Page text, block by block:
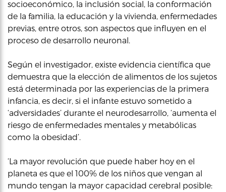
socioeconómico, la inclusión social, la conformación
de la familia, la educación y la vivienda, enfermedades
previas, entre otros, son aspectos que influyen en el
proceso de desarrollo neuronal.
Según el investigador, existe evidencia científica que
demuestra que la elección de alimentos de los sujetos
está determinada por las experiencias de la primera
infancia, es decir, si el infante estuvo sometido a
‘adversidades’ durante el neurodesarrollo, ‘aumenta el
riesgo de enfermedades mentales y metabólicas
como la obesidad’.
‘La mayor revolución que puede haber hoy en el
planeta es que el 100% de los niños que vengan al
mundo tengan la mayor capacidad cerebral posible: